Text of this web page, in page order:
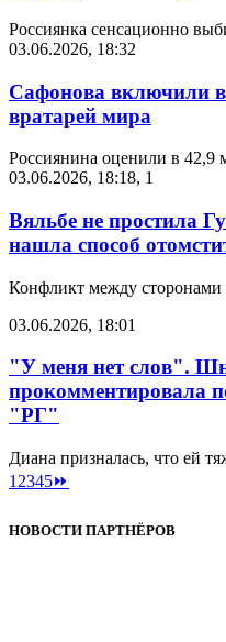
Россиянка сенсационно
03.06.2026, 18:32
Сафонова включили в
вратарей мира
Россиянина оценили в 42,9
03.06.2026, 18:18, 1
Вяльбе не простила
нашла способ
Конфликт между сторонами
03.06.2026, 18:01
"У меня нет слов".
прокомментировала
"РГ"
Диана призналась, что ей
1 2345⏩
НОВОСТИ ПАРТНЁРОВ